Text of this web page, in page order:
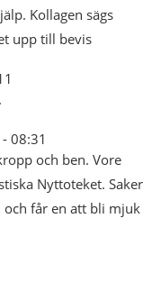
Kollagen sägs
upp till bevis
08:31
och ben. Vore
Nyttoteket. Saker
får en att bli mjuk